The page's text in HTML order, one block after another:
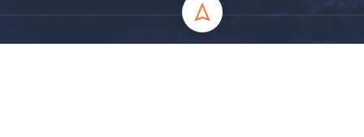
جميع الحقوق محفوظة جامعة المسيلة - 2024